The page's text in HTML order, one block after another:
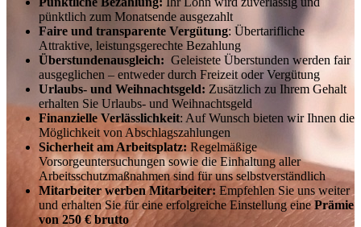
pünktlich zum Monatsende ausgezahlt
Faire und transparente Vergütung: Übertarifliche
Attraktive, leistungsgerechte Bezahlung
Überstundenausgleich: Geleistete Überstunden werden fair
ausgeglichen – entweder durch Freizeit oder Vergütung
Urlaubs- und Weihnachtsgeld: Zusätzlich zu Ihrem Gehalt
erhalten Sie Urlaubs- und Weihnachtsgeld
Finanzielle Verlässlichkeit: Auf Wunsch bieten wir Ihnen die
Möglichkeit von Abschlagszahlungen
Sicherheit am Arbeitsplatz: Regelmäßige
Vorsorgeuntersuchungen sowie die Einhaltung aller
Arbeitsschutzmaßnahmen sind für uns selbstverständlich
Mitarbeiter werben Mitarbeiter: Empfehlen Sie uns weiter
und erhalten Sie für eine erfolgreiche Einstellung einePrämie
von 250 € brutto